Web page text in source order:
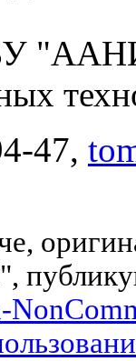
47,